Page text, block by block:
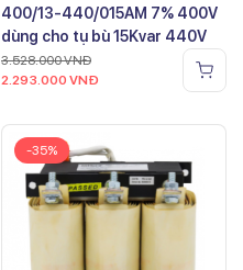
400/13-440/015AM 7% 400V
dùng cho tụ bù 15Kvar 440V
3.528.000VNĐ
2.293.000 VNĐ
-35%